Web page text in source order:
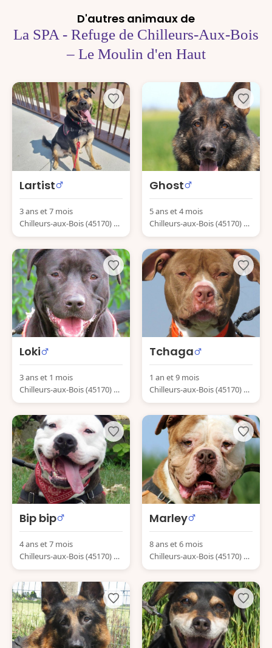
D'autres animaux de
La SPA - Refuge de Chilleurs-Aux-Bois
– Le Moulin d'en Haut
Lartist
3 ans et 7 mois
Chilleurs-aux-Bois (45170) Fr
ance
Ghost
5 ans et 4 mois
Chilleurs-aux-Bois (45170) Fr
ance
Loki
3 ans et 1 mois
Chilleurs-aux-Bois (45170) Fr
ance
Tchaga
1 an et 9 mois
Chilleurs-aux-Bois (45170) Fr
ance
Bip bip
4 ans et 7 mois
Chilleurs-aux-Bois (45170) Fr
ance
Marley
8 ans et 6 mois
Chilleurs-aux-Bois (45170) Fr
ance